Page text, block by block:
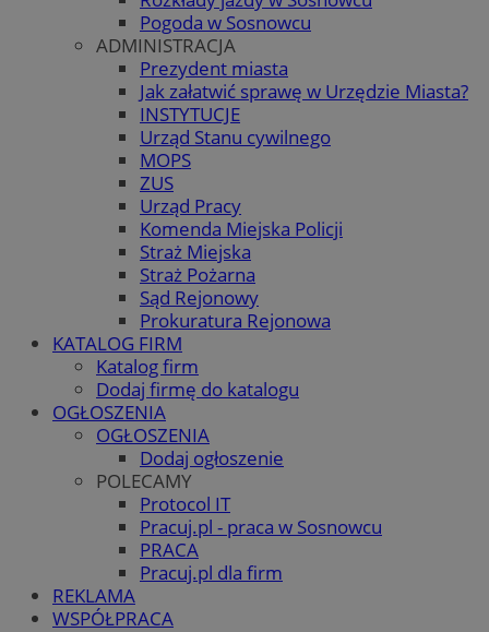
Pogoda w Sosnowcu
ADMINISTRACJA
Prezydent miasta
Jak załatwić sprawę w Urzędzie Miasta?
INSTYTUCJE
Urząd Stanu cywilnego
MOPS
ZUS
Urząd Pracy
Komenda Miejska Policji
Straż Miejska
Straż Pożarna
Sąd Rejonowy
Prokuratura Rejonowa
KATALOG FIRM
Katalog firm
Dodaj firmę do katalogu
OGŁOSZENIA
OGŁOSZENIA
Dodaj ogłoszenie
POLECAMY
Protocol IT
Pracuj.pl - praca w Sosnowcu
PRACA
Pracuj.pl dla firm
REKLAMA
WSPÓŁPRACA